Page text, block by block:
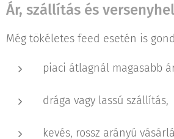
Ár, szállítás és
Még tökéletes feed esetén is
piaci átlagnál magasabb
drága vagy lassú szállítás,
kevés, rossz arányú